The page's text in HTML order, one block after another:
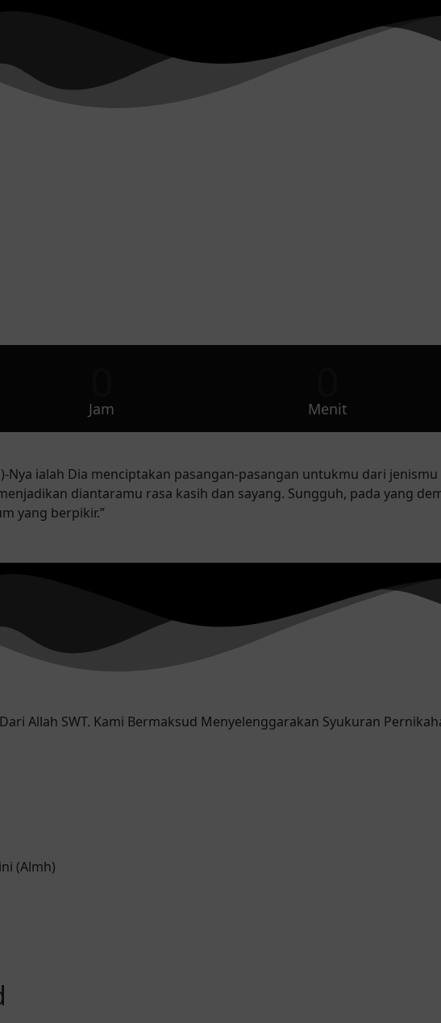
Jam Menit
Nya ialah Dia menciptakan pasangan-pasangan untukmu dari
diantaramu rasa kasih dan sayang. Sungguh, pada yang
yang berpikir.”
Allah SWT. Kami Bermaksud Menyelenggarakan Syukuran
(Almh)